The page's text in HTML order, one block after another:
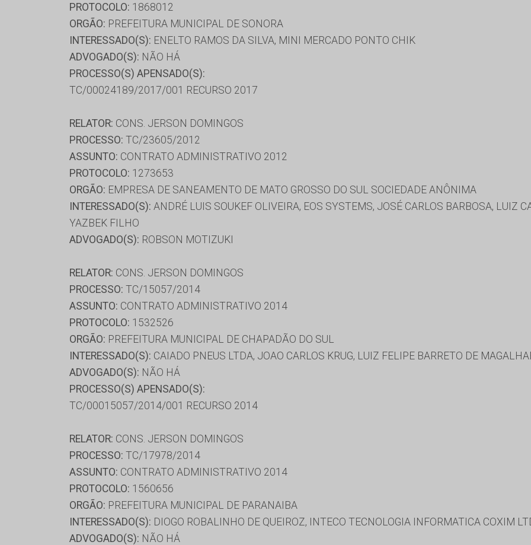
PROTOCOLO: 1868012
ORGÃO: PREFEITURA MUNICIPAL DE SONORA
INTERESSADO(S): ENELTO RAMOS DA SILVA, MINI MERCADO PONTO CHIK
ADVOGADO(S): NÃO HÁ
PROCESSO(S) APENSADO(S):
TC/00024189/2017/001 RECURSO 2017
RELATOR: CONS. JERSON DOMINGOS
PROCESSO: TC/23605/2012
ASSUNTO: CONTRATO ADMINISTRATIVO 2012
PROTOCOLO: 1273653
ORGÃO: EMPRESA DE SANEAMENTO DE MATO GROSSO DO SUL SOCIEDADE ANÔNIMA
INTERESSADO(S): ANDRÉ LUIS SOUKEF OLIVEIRA, EOS SYSTEMS, JOSÉ CARLOS BARBOSA, LUIZ
YAZBEK FILHO
ADVOGADO(S): ROBSON MOTIZUKI
RELATOR: CONS. JERSON DOMINGOS
PROCESSO: TC/15057/2014
ASSUNTO: CONTRATO ADMINISTRATIVO 2014
PROTOCOLO: 1532526
ORGÃO: PREFEITURA MUNICIPAL DE CHAPADÃO DO SUL
INTERESSADO(S): CAIADO PNEUS LTDA, JOAO CARLOS KRUG, LUIZ FELIPE BARRETO DE
ADVOGADO(S): NÃO HÁ
PROCESSO(S) APENSADO(S):
TC/00015057/2014/001 RECURSO 2014
RELATOR: CONS. JERSON DOMINGOS
PROCESSO: TC/17978/2014
ASSUNTO: CONTRATO ADMINISTRATIVO 2014
PROTOCOLO: 1560656
ORGÃO: PREFEITURA MUNICIPAL DE PARANAIBA
INTERESSADO(S): DIOGO ROBALINHO DE QUEIROZ, INTECO TECNOLOGIA INFORMATICA COXIM
ADVOGADO(S): NÃO HÁ